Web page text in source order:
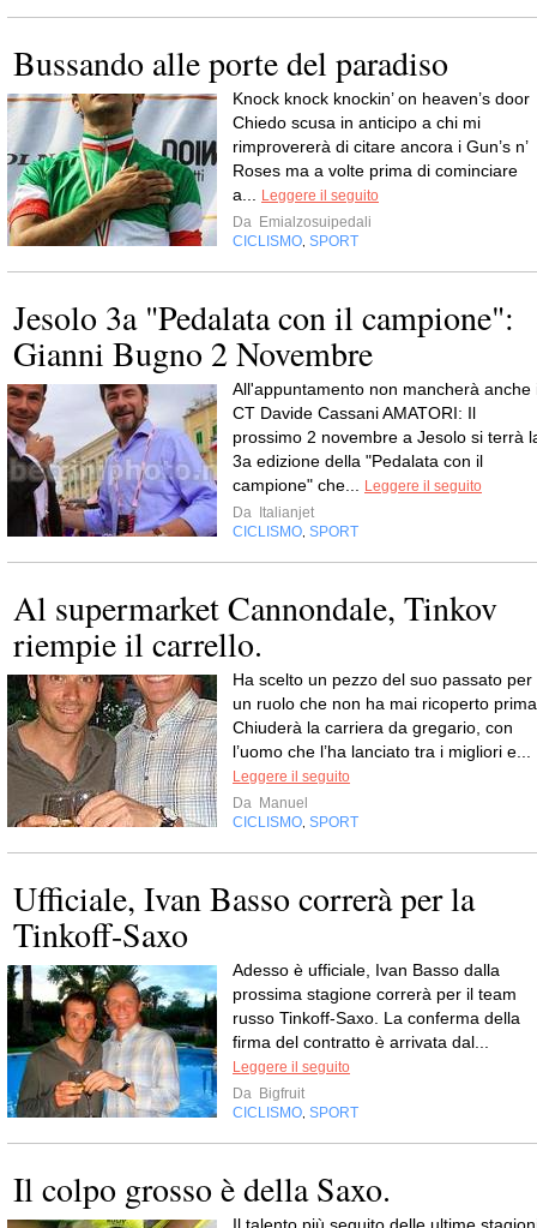
Bussando alle porte del paradiso
Knock knock knockin’ on heaven’s door
Chiedo scusa in anticipo a chi mi
rimprovererà di citare ancora i Gun’s n’
Roses ma a volte prima di cominciare
a...
Leggere il seguito
Da Emialzosuipedali
CICLISMO SPORT
Jesolo 3a "Pedalata con il campione":
Gianni Bugno 2 Novembre
All'appuntamento non mancherà anche
CT Davide Cassani AMATORI: Il
prossimo 2 novembre a Jesolo si terrà
3a edizione della "Pedalata con il
campione" che...
Leggere il seguito
Da
Italianjet
CICLISMO SPORT
Al supermarket Cannondale, Tinkov
riempie il carrello.
Ha scelto un pezzo del suo passato per
un ruolo che non ha mai ricoperto
Chiuderà la carriera da gregario, con
l’uomo che l’ha lanciato tra i migliori e...
Leggere il seguito
Da Manuel
CICLISMO SPORT
Ufficiale, Ivan Basso correrà per la
Tinkoff-Saxo
Adesso è ufficiale, Ivan Basso dalla
prossima stagione correrà per il team
russo Tinkoff-Saxo. La conferma della
firma del contratto è arrivata dal...
Leggere il seguito
Da Bigfruit
CICLISMO SPORT
Il colpo grosso è della Saxo.